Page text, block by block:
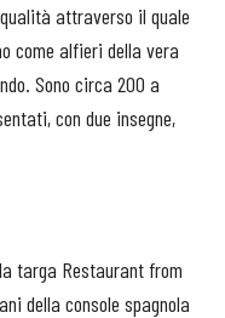
attraverso il quale
come alfieri della vera
Sono circa 200 a
con due insegne,
targa Restaurant from
della console spagnola